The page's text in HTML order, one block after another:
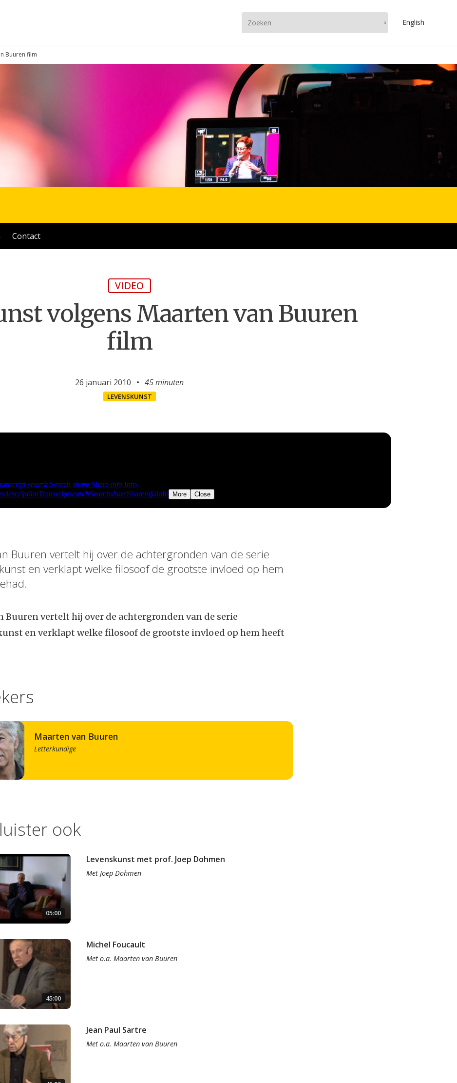
English
Buuren film
Contact
VIDEO
volgens Maarten van Buuren
film
26 januari 2010 45 minuten
LEVENSKUNST
Buuren vertelt hij over de achtergronden van de serie
en verklapt welke filosoof de grootste invloed op hem
Buuren vertelt hij over de achtergronden van de serie
en verklapt welke filosoof de grootste invloed op hem heeft
Maarten van Buuren
Letterkundige
ook
05:00
Levenskunst met prof. Joep Dohmen
Met Joep Dohmen
45:00
Michel Foucault
Met o.a. Maarten van Buuren
Jean Paul Sartre
Met o.a. Maarten van Buuren